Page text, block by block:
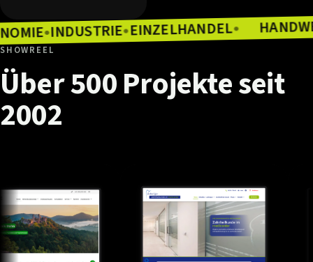
●INDUSTRIE●EINZELHANDEL●
SHOWREEL
Über500Projekteseit
2002